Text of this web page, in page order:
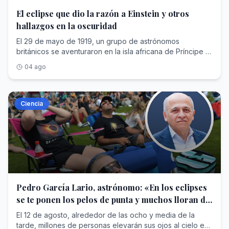
El eclipse que dio la razón a Einstein y otros
hallazgos en la oscuridad
El 29 de mayo de 1919, un grupo de astrónomos
británicos se aventuraron en la isla africana de Príncipe y
larguísimo eclipse solar total de casi siete minutos. Allí,
después de pelearse con mosquitos, temperaturas
extremas e incluso con monos ladrones, los
investigadores sir Frank Watson Dyson y sir Arthur Stanley
Eddington aprovecharon que la Luna tapaba la luz del
disco solar para medir la posición de una serie de
estrellas situadas detrás. Y sucedió algo que quedaría
grabado para siempre en la historia de la ciencia.
Demostraron que los postulados de Albert Einstein ,
anunciados años antes en su teoría de la Relatividad
General , estaban en lo cierto.Este eclipse proporcionó la
primera confirmación experimental, como sostenía el
físico alemán en contra de las teorías de Newton, de que
la masa del Sol era suficiente para desviar la trayectoria
de un rayo de luz, aunque sea mínimamente (1,75
segundos de arco), y desplazar ligeramente la posición
04 ago
Ciencia
Pedro García Lario, astrónomo: «En los eclipses
se te ponen los pelos de punta y muchos lloran de
emoción»
El 12 de agosto, alrededor de las ocho y media de la
tarde, millones de personas elevarán sus ojos al cielo en